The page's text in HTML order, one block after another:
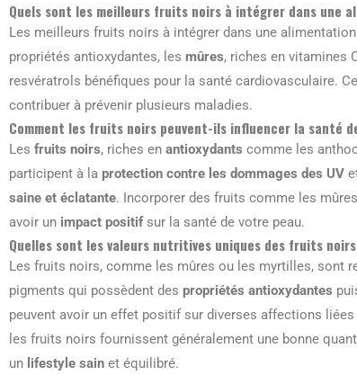
Quels sont les meilleurs fruits noirs à intégrer dans une
Les meilleurs fruits noirs à intégrer dans une
propriétés antioxydantes, les mûres, riches en vitamines
resvératrols bénéfiques pour la santé cardiovasculaire.
contribuer à prévenir plusieurs maladies.
Comment les fruits noirs peuvent-ils influencer la santé
Les fruits noirs, riches en antioxydants comme les
participent à la protection contre les dommages des UV
saine et éclatante. Incorporer des fruits comme les
avoir un impact positifsur la santé de votre peau.
Quelles sont les valeurs nutritives uniques des fruits
Les fruits noirs, comme les mûres ou les myrtilles, sont
pigments qui possèdent des propriétés antioxydantes
peuvent avoir un effet positif sur diverses affections
les fruits noirs fournissent généralement une bonne
un lifestyle sain et équilibré.